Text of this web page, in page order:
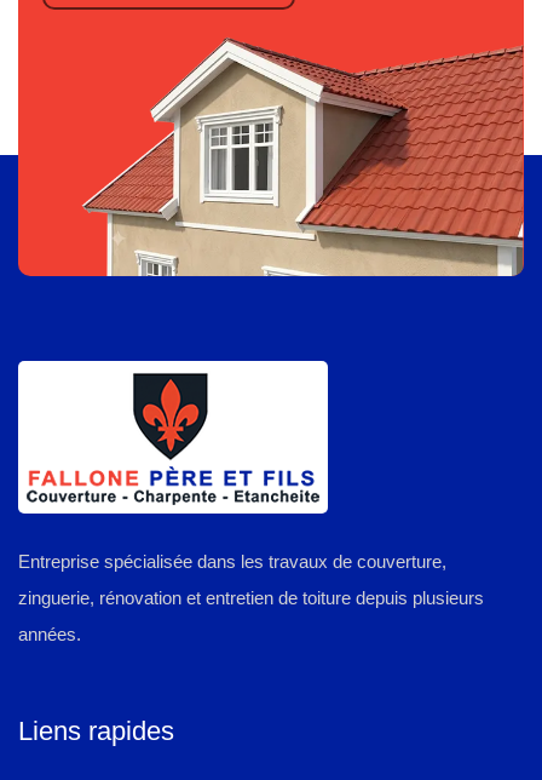
Entreprise spécialisée dans les travaux de couverture,
zinguerie, rénovation et entretien de toiture depuis plusieurs
années.
Liens rapides